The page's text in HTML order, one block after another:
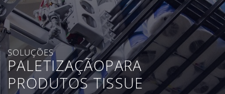
SOLUÇÕES
PALETIZAÇÃOPARA
PRODUTOS TISSUE